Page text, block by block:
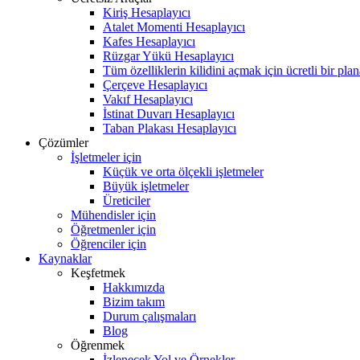
Kiriş Hesaplayıcı
Atalet Momenti Hesaplayıcı
Kafes Hesaplayıcı
Rüzgar Yükü Hesaplayıcı
Tüm özelliklerin kilidini açmak için ücretli bir
Çerçeve Hesaplayıcı
Vakıf Hesaplayıcı
İstinat Duvarı Hesaplayıcı
Taban Plakası Hesaplayıcı
Çözümler
İşletmeler için
Küçük ve orta ölçekli işletmeler
Büyük işletmeler
Üreticiler
Mühendisler için
Öğretmenler için
Öğrenciler için
Kaynaklar
Keşfetmek
Hakkımızda
Bizim takım
Durum çalışmaları
Blog
Öğrenmek